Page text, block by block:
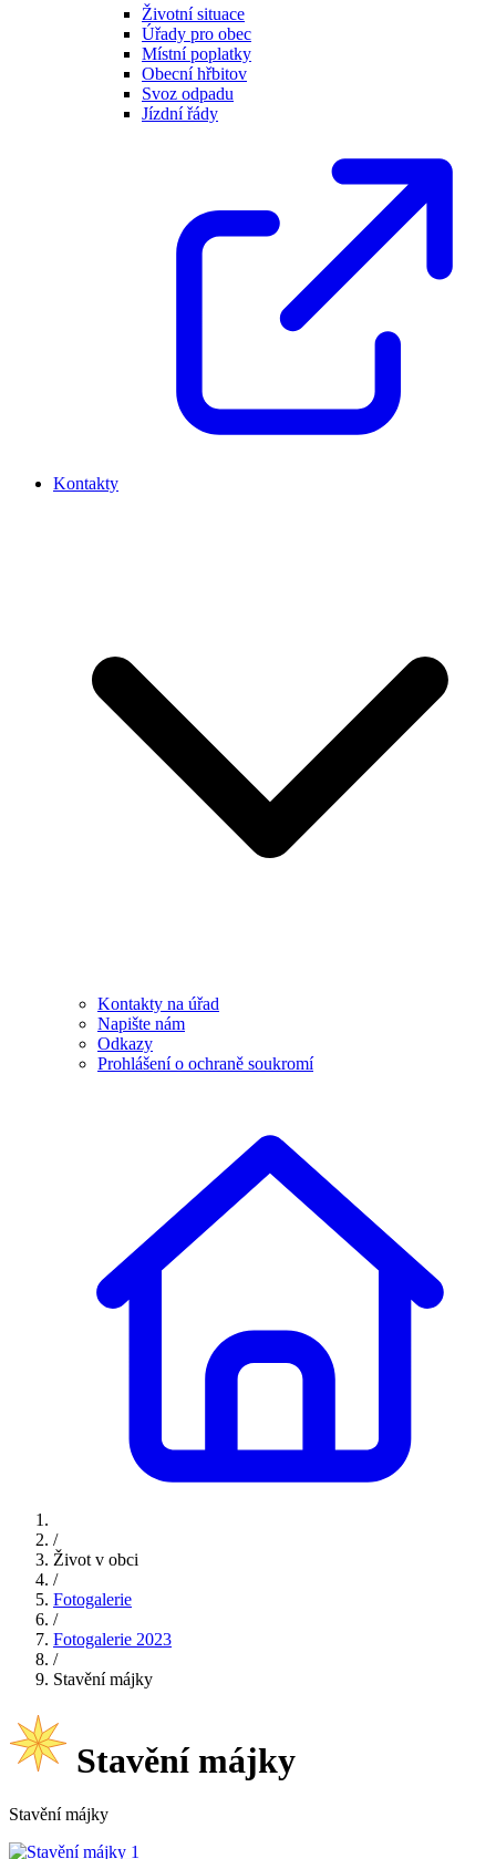
Životní situace
Úřady pro obec
Místní poplatky
Obecní hřbitov
Svoz odpadu
Jízdní řády
Kontakty
Kontakty na úřad
Napište nám
Odkazy
Prohlášení o ochraně soukromí
/
Život v obci
/
Fotogalerie
/
Fotogalerie 2023
/
Stavění májky
Stavění májky
Stavění májky